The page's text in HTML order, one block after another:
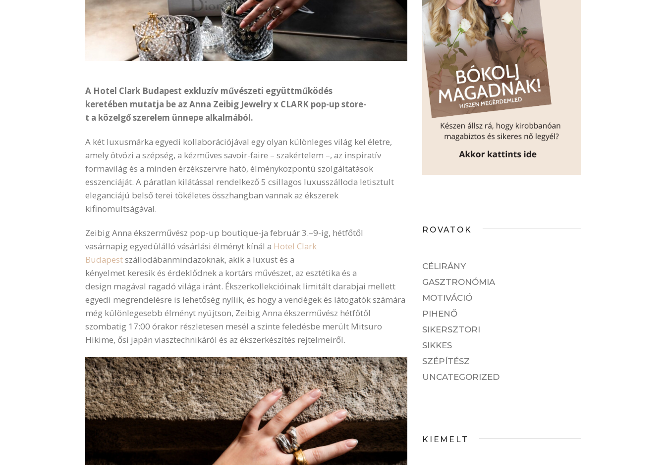
A Hotel Clark Budapest exkluzív művészeti együttműködés
keretében mutatja be az Anna Zeibig Jewelry x CLARK pop-up store-
t a közelgő szerelem ünnepe alkalmából.
A két luxusmárka egyedi kollaborációjával egy olyan különleges világ kel életre,
amely ötvözi a szépség, a kézműves savoir-faire – szakértelem –, az inspiratív
formavilág és a minden érzékszervre ható, élményközpontú szolgáltatások
esszenciáját. A páratlan kilátással rendelkező 5 csillagos luxusszálloda letisztult
eleganciájú belső terei tökéletes összhangban vannak az ékszerek
kifinomultságával.
Zeibig Anna ékszerművész pop-up boutique-ja február 3.–9-ig, hétfőtől
vasárnapig egyedülálló vásárlási élményt kínál a Hotel Clark
Budapestszállodábanmindazoknak, akik a luxust és a
kényelmet keresik és érdeklődnek a kortárs művészet, az esztétika és a
design magával ragadó világa iránt. Ékszerkollekcióinak limitált darabjai mellett
egyedi megrendelésre is lehetőség nyílik, és hogy a vendégek és látogatók számára
még különlegesebb élményt nyújtson, Zeibig Anna ékszerművész hétfőtől
szombatig 17:00 órakor részletesen mesél a szinte feledésbe merült Mitsuro
Hikime, ősi japán viasztechnikáról és az ékszerkészítés rejtelmeiről.
ROVATOK
CÉLIRÁNY
GASZTRONÓMIA
MOTIVÁCIÓ
PIHENŐ
SIKERSZTORI
SIKKES
SZÉPÍTÉSZ
UNCATEGORIZED
KIEMELT